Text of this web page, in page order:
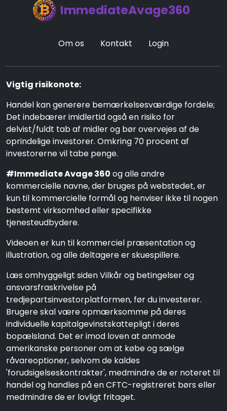
ImmediateAvage360
Om os Kontakt Login
Vigtig risikonote:
Handel kan generere bemærkelsesværdige fordele;
Det indebærer imidlertid også en risiko for
delvist/fuldt tab af midler og bør overvejes af de
oprindelige investorer. Omkring 70 procent af
investorerne vil tabe penge.
#Immediate Avage 360 og alle andre
kommercielle navne, der bruges på webstedet, er
kun til kommercielle formål og henviser ikke til nogen
bestemt virksomhed eller specifikke
tjenesteudbydere.
Videoen er kun til kommerciel præsentation og
illustration, og alle deltagere er skuespillere.
Læs omhyggeligt siden Vilkår og betingelser og
ansvarsfraskrivelse på
tredjepartsinvestorplatformen, før du investerer.
Brugere skal være opmærksomme på deres
individuelle kapitalgevinstskattepligt i deres
bopælsland. Det er imod loven at anmode
amerikanske personer om at købe og sælge
råvareoptioner, selvom de kaldes
'forudsigelseskontrakter', medmindre de er noteret til
handel og handles på en CFTC-registreret børs eller
medmindre de er lovligt fritaget.